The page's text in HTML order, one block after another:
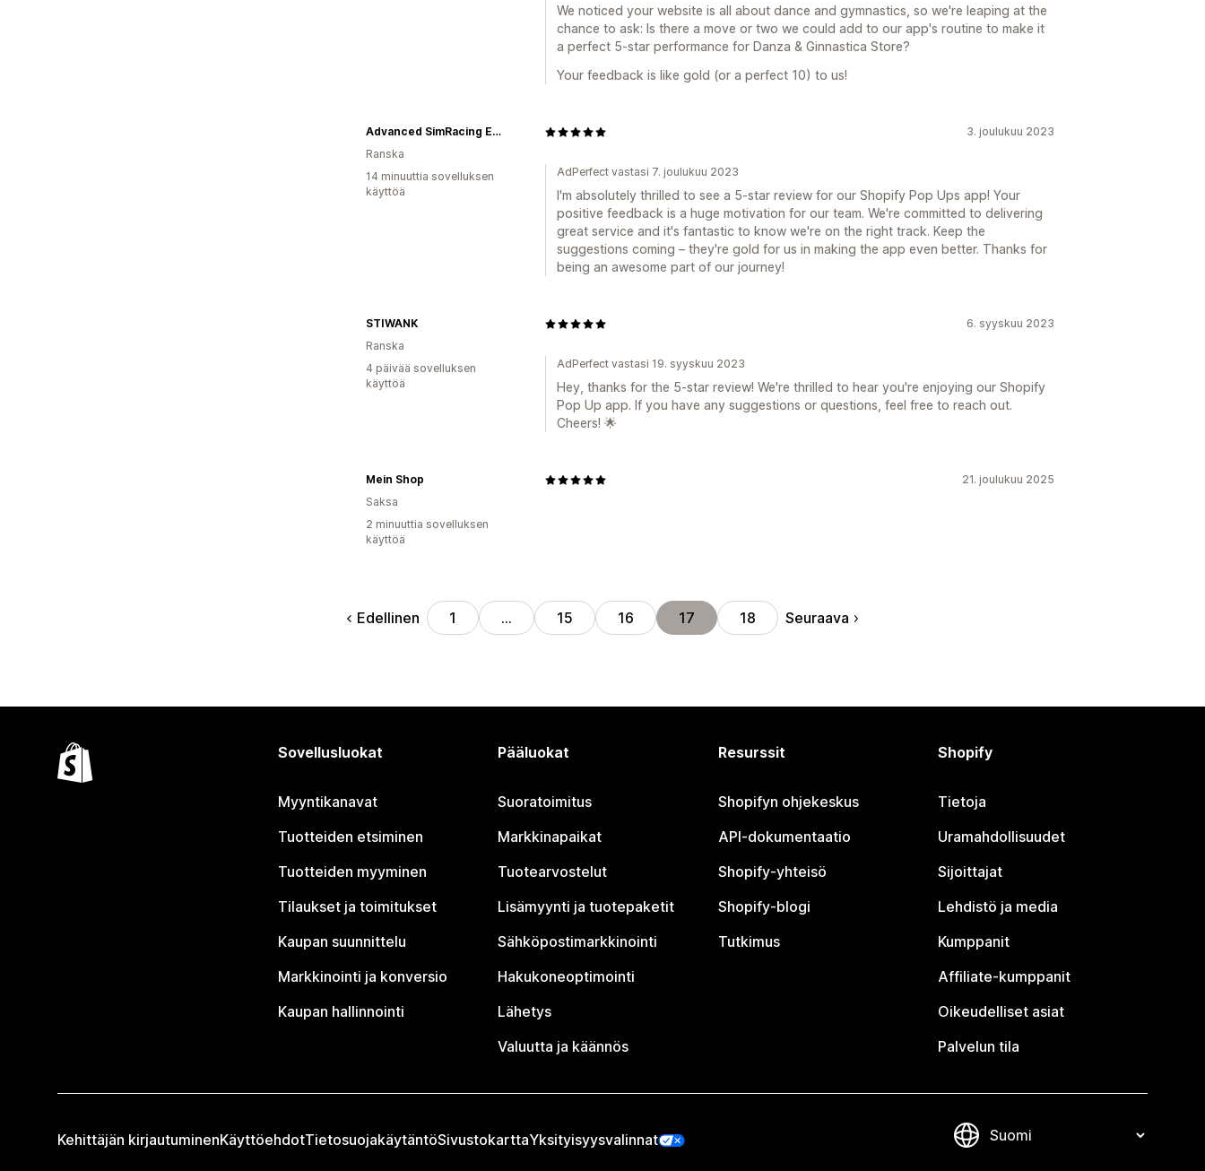
We noticed your website is all about dance and gymnastics, so we're leaping at the
chance to ask: Is there a move or two we could add to our app's routine to make it
a perfect 5-star performance for Danza & Ginnastica Store?
Your feedback is like gold (or a perfect 10) to us!
3. joulukuu 2023
Advanced SimRacing Europe
Ranska
14 minuuttia sovelluksen
käyttöä
AdPerfect vastasi 7. joulukuu 2023
I'm absolutely thrilled to see a 5-star review for our Shopify Pop Ups app! Your
positive feedback is a huge motivation for our team. We're committed to delivering
great service and it's fantastic to know we're on the right track. Keep the
suggestions coming – they're gold for us in making the app even better. Thanks for
being an awesome part of our journey!
6. syyskuu 2023
STIWANK
Ranska
4 päivää sovelluksen
käyttöä
AdPerfect vastasi 19. syyskuu 2023
Hey, thanks for the 5-star review! We're thrilled to hear you're enjoying our Shopify
Pop Up app. If you have any suggestions or questions, feel free to reach out.
Cheers! 🌟
21. joulukuu 2025
Mein Shop
Saksa
2 minuuttia sovelluksen
käyttöä
Edellinen 1 … 15 16 17 18 Seuraava
Sovellusluokat
Myyntikanavat
Tuotteiden etsiminen
Tuotteiden myyminen
Tilaukset ja toimitukset
Kaupan suunnittelu
Markkinointi ja konversio
Kaupan hallinnointi
Pääluokat
Suoratoimitus
Markkinapaikat
Tuotearvostelut
Lisämyynti ja tuotepaketit
Sähköpostimarkkinointi
Hakukoneoptimointi
Lähetys
Valuutta ja käännös
Resurssit
Shopifyn ohjekeskus
API-dokumentaatio
Shopify-yhteisö
Shopify-blogi
Tutkimus
Shopify
Tietoja
Uramahdollisuudet
Sijoittajat
Lehdistö ja media
Kumppanit
Affiliate-kumppanit
Oikeudelliset asiat
Palvelun tila
Kehittäjän kirjautuminenKäyttöehdotTietosuojakäytäntöSivustokarttaYksityisyysvalinnat